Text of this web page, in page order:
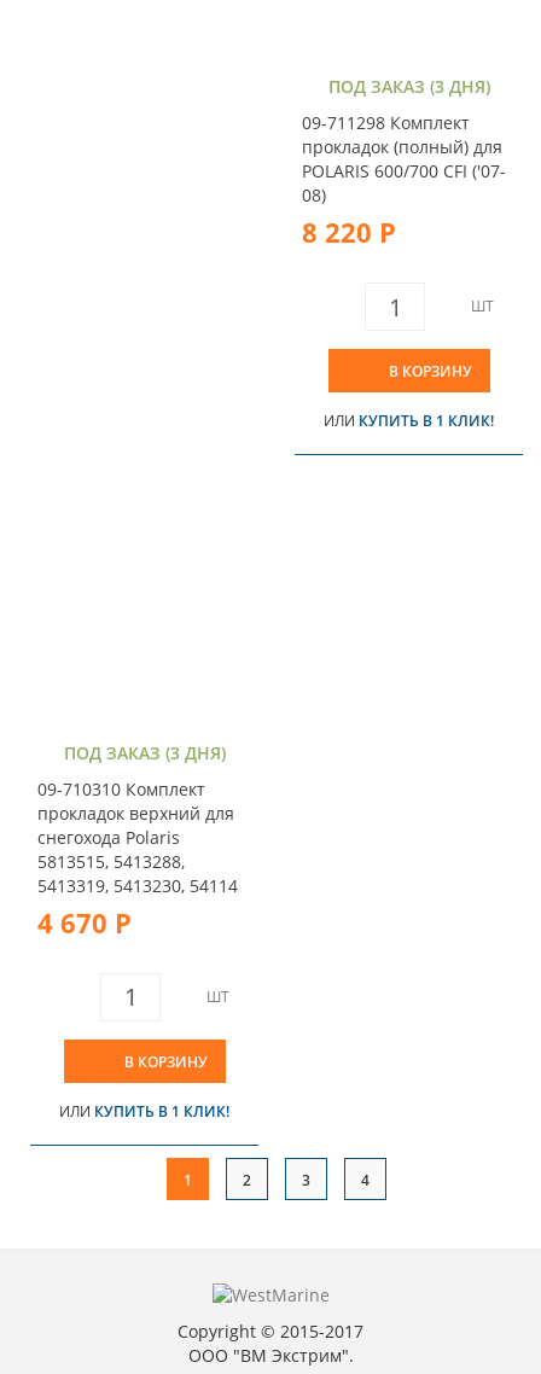
ПОД ЗАКАЗ (3 ДНЯ)
09-711298 Комплект
прокладок (полный) для
POLARIS 600/700 CFI ('07-
08)
8 220 Р
ШТ
В КОРЗИНУ
ИЛИ КУПИТЬ В 1 КЛИК!
ПОД ЗАКАЗ (3 ДНЯ)
09-710310 Комплект
прокладок верхний для
снегохода Polaris
5813515, 5413288,
5413319, 5413230, 54114
4 670 Р
ШТ
В КОРЗИНУ
ИЛИ КУПИТЬ В 1 КЛИК!
1 2 3 4
Copyright © 2015-2017
ООО "ВМ Экстрим".